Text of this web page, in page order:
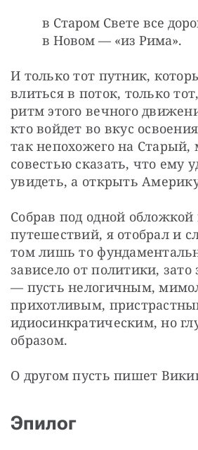
в Старом Свете все
в Новом — «из Рима».
И только тот путник,
влиться в поток, только
ритм этого вечного
кто войдет во вкус
так непохожего на Старый,
совестью сказать, что ему
увидеть, а открыть
Собрав под одной
путешествий, я отобрал и
том лишь то
зависело от политики, зато
— пусть нелогичным,
прихотливым,
идиосинкратическим, но
образом.
О другом пусть пишет
Эпилог